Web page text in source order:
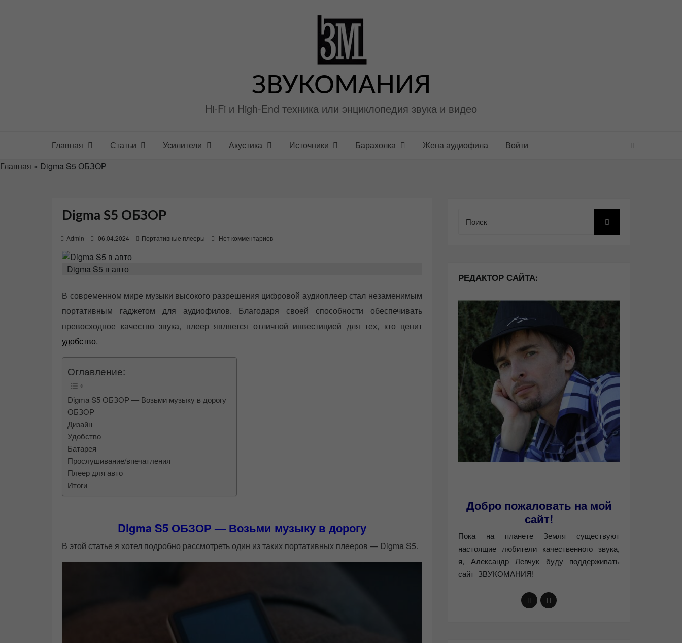
ЗВУКОМАНИЯ
Hi-Fi и High-End техника или энциклопедия звука и видео
Главная Статьи Усилители Акустика Источники Барахолка Жена аудиофила
Войти
Главная » Digma S5 ОБЗОР
Digma S5 ОБЗОР
Admin
t
e
o
n
06.04.2024 Портативные плееры Нет комментариев
Digma S5 в авто
В современном мире музыки высокого разрешения цифровой аудиоплеер стал незаменимым
портативным гаджетом для аудиофилов. Благодаря своей способности обеспечивать
превосходное качество звука, плеер является отличной инвестицией для тех, кто ценит
удобство.
Оглавление:
Digma S5 ОБЗОР — Возьми музыку в дорогу
ОБЗОР
Дизайн
Удобство
Батарея
Прослушивание/впечатления
Плеер для авто
Итоги
Digma S5 ОБЗОР — Возьми музыку в дорогу
В этой статье я хотел подробно рассмотреть один из таких портативных плееров — Digma S5.
РЕДАКТОР САЙТА:
Добро пожаловать на мой
сайт!
Пока на планете Земля существуют
настоящие любители качественного звука,
я, Александр Левчук буду поддерживать
сайт ЗВУКОМАНИЯ!